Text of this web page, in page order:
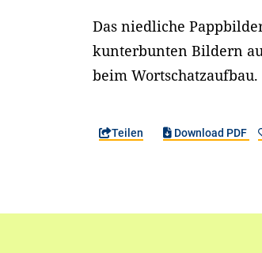
Das niedliche
kunterbunten Bildern
beim Wortschatzaufbau.
Teilen Download PDF